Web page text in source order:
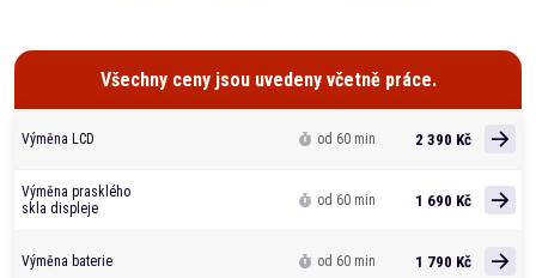
Všechny ceny jsou uvedeny včetně práce.
Výměna LCD od 60 min 2 390 Kč
Výměna prasklého
skla displeje
od 60 min 1 690 Kč
Výměna baterie od 60 min 1 790 Kč